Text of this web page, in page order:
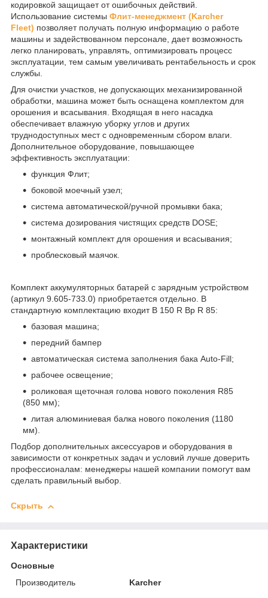
кодировкой защищает от ошибочных действий.
Использование системы Флит-менеджмент (Karcher
Fleet) позволяет получать полную информацию о работе
машины и задействованном персонале, дает возможность
легко планировать, управлять, оптимизировать процесс
эксплуатации, тем самым увеличивать рентабельность и срок
службы.
Для очистки участков, не допускающих механизированной
обработки, машина может быть оснащена комплектом для
орошения и всасывания. Входящая в него насадка
обеспечивает влажную уборку углов и других
труднодоступных мест с одновременным сбором влаги.
Дополнительное оборудование, повышающее
эффективность эксплуатации:
функция Флит;
боковой моечный узел;
система автоматической/ручной промывки бака;
система дозирования чистящих средств DOSE;
монтажный комплект для орошения и всасывания;
проблесковый маячок.
Комплект аккумуляторных батарей с зарядным устройством
(артикул 9.605-733.0) приобретается отдельно. В
стандартную комплектацию входит B 150 R Bp R 85:
базовая машина;
передний бампер
автоматическая система заполнения бака Auto-Fill;
рабочее освещение;
роликовая щеточная голова нового поколения R85
(850 мм);
литая алюминиевая балка нового поколения (1180
мм).
Подбор дополнительных аксессуаров и оборудования в
зависимости от конкретных задач и условий лучше доверить
профессионалам: менеджеры нашей компании помогут вам
сделать правильный выбор.
Скрыть
Характеристики
Основные
Производитель
Karcher